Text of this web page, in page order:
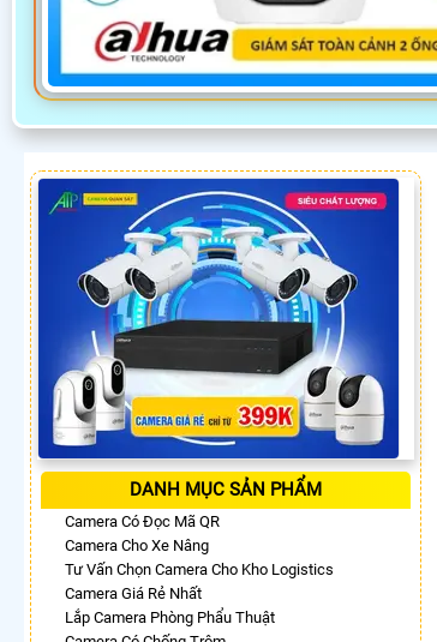
DANH MỤC SẢN PHẨM
Camera Có Đọc Mã QR
Camera Cho Xe Nâng
Tư Vấn Chọn Camera Cho Kho Logistics
Camera Giá Rẻ Nhất
Lắp Camera Phòng Phẩu Thuật